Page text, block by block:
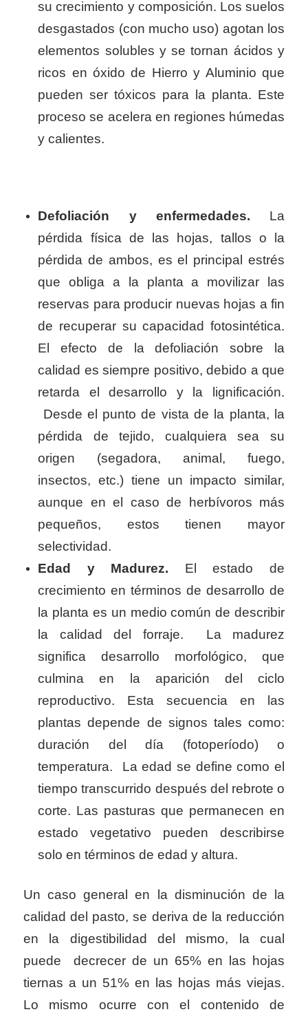
su crecimiento y composición. Los suelos
desgastados (con mucho uso) agotan los
elementos solubles y se tornan ácidos y
ricos en óxido de Hierro y Aluminio que
pueden ser tóxicos para la planta. Este
proceso se acelera en regiones húmedas
y calientes.
Defoliación y enfermedades. La
pérdida física de las hojas, tallos o la
pérdida de ambos, es el principal estrés
que obliga a la planta a movilizar las
reservas para producir nuevas hojas a fin
de recuperar su capacidad fotosintética.
El efecto de la defoliación sobre la
calidad es siempre positivo, debido a que
retarda el desarrollo y la lignificación.
Desde el punto de vista de la planta, la
pérdida de tejido, cualquiera sea su
origen (segadora, animal, fuego,
insectos, etc.) tiene un impacto similar,
aunque en el caso de herbívoros más
pequeños, estos tienen mayor
selectividad.
Edad y Madurez. El estado de
crecimiento en términos de desarrollo de
la planta es un medio común de describir
la calidad del forraje.
La madurez
significa desarrollo morfológico, que
culmina en la aparición del ciclo
reproductivo. Esta secuencia en las
plantas depende de signos tales como:
duración del día (fotoperíodo) o
temperatura.
La edad se define como el
tiempo transcurrido después del rebrote o
corte. Las pasturas que permanecen en
estado vegetativo pueden describirse
solo en términos de edad y altura.
Un caso general en la disminución de la
calidad del pasto, se deriva de la reducción
en la digestibilidad del mismo, la cual
puede decrecer de un 65% en las hojas
tiernas a un 51% en las hojas más viejas.
Lo mismo ocurre con el contenido de